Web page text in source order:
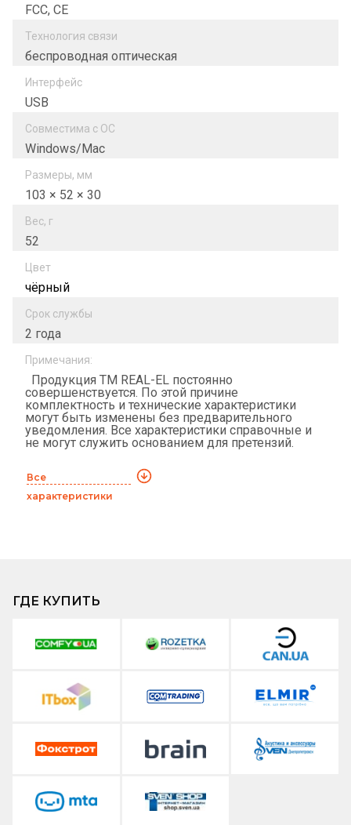
FCC, CE
Технология связи
беспроводная оптическая
Интерфейс
USB
Совместима с ОС
Windows/Mac
Размеры, мм
103 × 52 × 30
Вес, г
52
Цвет
чёрный
Срок службы
2 года
Примечания:
Продукция ТМ REAL-EL постоянно
совершенствуется. По этой причине
комплектность и технические характеристики
могут быть изменены без предварительного
уведомления. Все характеристики справочные и
не могут служить основанием для претензий.
Все
характеристики
ГДЕ КУПИТЬ